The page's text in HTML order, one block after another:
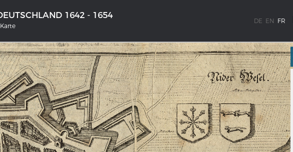
1642 - 1654
DE EN FR
DEUTSCHLAND 1642 - 1654 LE RHIN DE BÂLE À COBLENCE